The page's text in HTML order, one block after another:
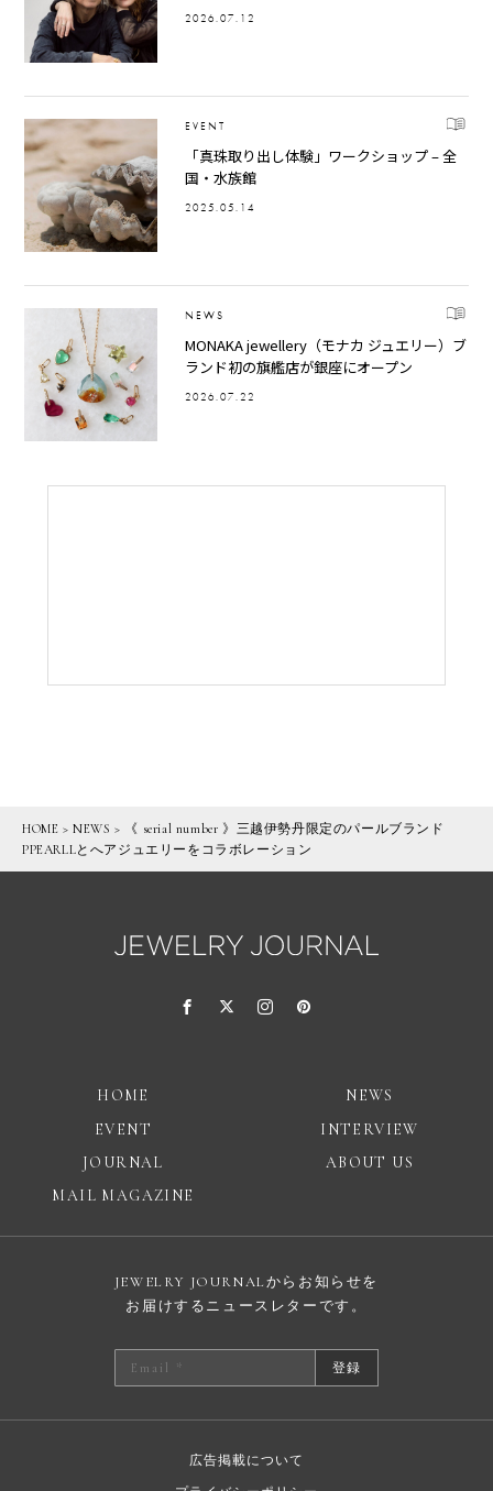
2026.07.12
EVENT
「真珠取り出し体験」ワークショップ – 全
国・水族館
2025.05.14
NEWS
MONAKA jewellery（モナカ ジュエリー）ブ
ランド初の旗艦店が銀座にオープン
2026.07.22
HOME >NEWS >
《 serial number 》三越伊勢丹限定のパールブランド
PPEARLLとへアジュエリーをコラボレーション
HOME
NEWS
EVENT
INTERVIEW
JOURNAL
ABOUT US
MAIL MAGAZINE
JEWELRY JOURNALからお知らせを
お届けするニュースレターです。
登録
広告掲載について